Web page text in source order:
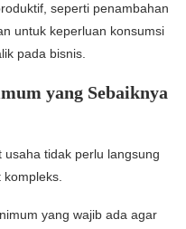
seperti penambahan
untuk keperluan konsumsi
pada bisnis.
yang Sebaiknya
tidak perlu langsung
kompleks.
yang wajib ada agar